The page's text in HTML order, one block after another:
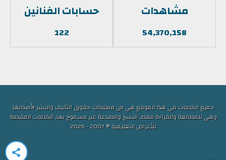
مشاهدات
54,370,158
حسابات الفنانين
122
جميع الكلمات في هذا الموقع هي من ممتلكات حقوق التأليف والنشر لأصحابها
وهي للمطالعة والقراءة فقط, النسخ والطباعة غير مسموح بها, الكلمات المقدمة
للأغراض التعليمية © 2007 - 2026